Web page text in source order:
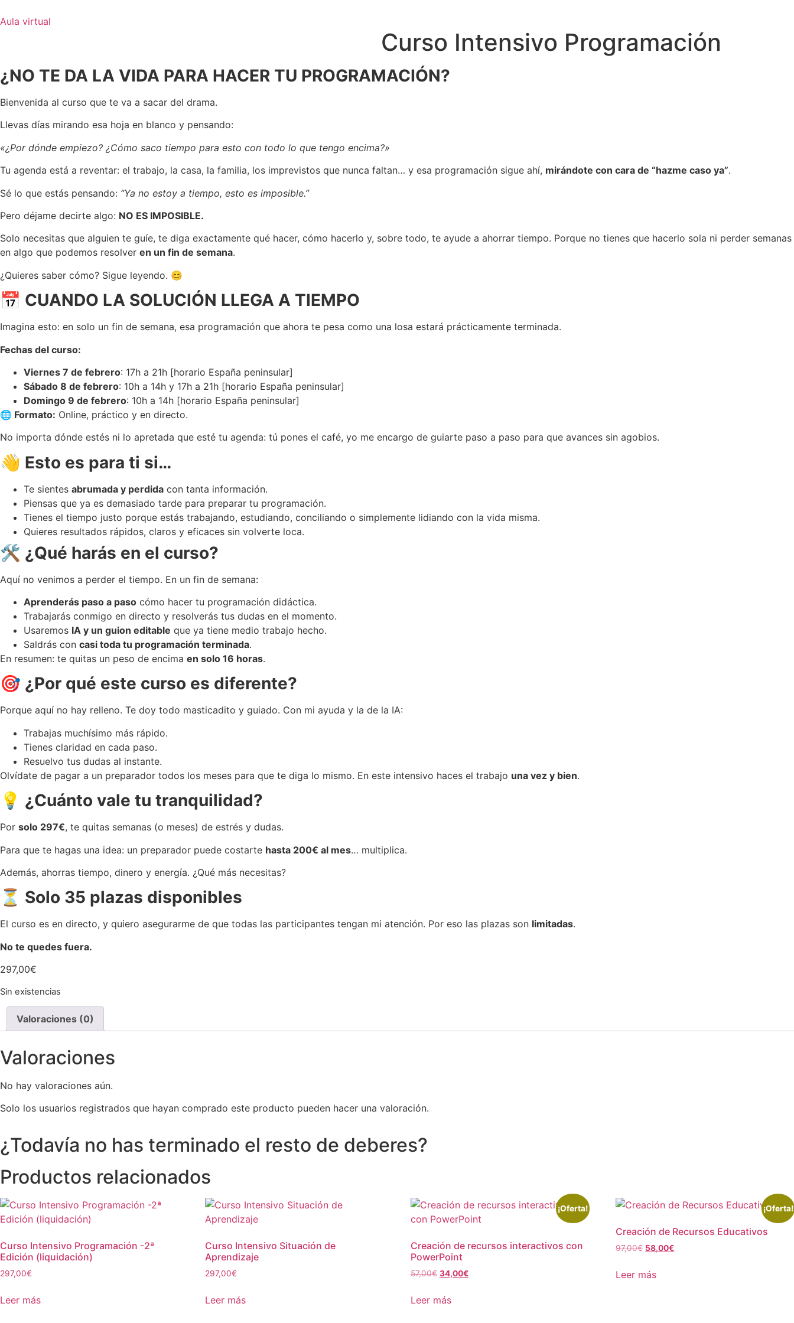
al
Aula virtual
Curso Intensivo Programación
¿NO TE DA LA VIDA PARA HACER TU PROGRAMACIÓN?
Bienvenida al curso que te va a sacar del drama.
Llevas días mirando esa hoja en blanco y pensando:
«¿Por dónde empiezo? ¿Cómo saco tiempo para esto con todo lo que tengo encima?»
Tu agenda está a reventar: el trabajo, la casa, la familia, los imprevistos que nunca faltan… y esa programación sigue ahí, mirándote con cara de “hazme caso ya”.
Sé lo que estás pensando: “Ya no estoy a tiempo, esto es imposible.”
Pero déjame decirte algo: NO ES IMPOSIBLE.
Solo necesitas que alguien te guíe, te diga exactamente qué hacer, cómo hacerlo y, sobre todo, te ayude a ahorrar tiempo. Porque no tienes que hacerlo sola ni perder semanas
en algo que podemos resolver en un fin de semana.
¿Quieres saber cómo? Sigue leyendo. 😊
📅 CUANDO LA SOLUCIÓN LLEGA A TIEMPO
Imagina esto: en solo un fin de semana, esa programación que ahora te pesa como una losa estará prácticamente terminada.
Fechas del curso:
Viernes 7 de febrero: 17h a 21h [horario España peninsular]
Sábado 8 de febrero: 10h a 14h y 17h a 21h [horario España peninsular]
Domingo 9 de febrero: 10h a 14h [horario España peninsular]
🌐 Formato: Online, práctico y en directo.
No importa dónde estés ni lo apretada que esté tu agenda: tú pones el café, yo me encargo de guiarte paso a paso para que avances sin agobios.
👋 Esto es para ti si…
Te sientes abrumada y perdida con tanta información.
Piensas que ya es demasiado tarde para preparar tu programación.
Tienes el tiempo justo porque estás trabajando, estudiando, conciliando o simplemente lidiando con la vida misma.
Quieres resultados rápidos, claros y eficaces sin volverte loca.
🛠️ ¿Qué harás en el curso?
Aquí no venimos a perder el tiempo. En un fin de semana:
Aprenderás paso a paso cómo hacer tu programación didáctica.
Trabajarás conmigo en directo y resolverás tus dudas en el momento.
Usaremos IA y un guion editable que ya tiene medio trabajo hecho.
Saldrás con casi toda tu programación terminada.
En resumen: te quitas un peso de encima en solo 16 horas.
🎯 ¿Por qué este curso es diferente?
Porque aquí no hay relleno. Te doy todo masticadito y guiado. Con mi ayuda y la de la IA:
Trabajas muchísimo más rápido.
Tienes claridad en cada paso.
Resuelvo tus dudas al instante.
Olvídate de pagar a un preparador todos los meses para que te diga lo mismo. En este intensivo haces el trabajo una vez y bien.
💡 ¿Cuánto vale tu tranquilidad?
Por solo 297€, te quitas semanas (o meses) de estrés y dudas.
Para que te hagas una idea: un preparador puede costarte hasta 200€ al mes… multiplica.
Además, ahorras tiempo, dinero y energía. ¿Qué más necesitas?
⏳ Solo 35 plazas disponibles
El curso es en directo, y quiero asegurarme de que todas las participantes tengan mi atención. Por eso las plazas son limitadas.
No te quedes fuera.
297,00€
Sin existencias
Valoraciones (0)
Valoraciones
No hay valoraciones aún.
Solo los usuarios registrados que hayan comprado este producto pueden hacer una valoración.
¿Todavía no has terminado el resto de deberes?
Productos relacionados
Curso Intensivo Programación -2ª
Edición (liquidación)
297,00€
Leer más
Curso Intensivo Situación de
Aprendizaje
297,00€
Leer más
¡Oferta!
Creación de recursos interactivos con
PowerPoint
57,00€ El
original
34,00€El
Leer más
¡Oferta!
Creación de Recursos Educativos
97,00€ El
original
58,00€El
Leer más